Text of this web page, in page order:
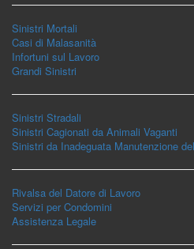
Sinistri Mortali
Casi di Malasanità
Infortuni sul Lavoro
Grandi Sinistri
Sinistri Stradali
Sinistri Cagionati da Animali Vaganti
Sinistri da Inadeguata Manutenzione
Rivalsa del Datore di Lavoro
Servizi per Condomini
Assistenza Legale